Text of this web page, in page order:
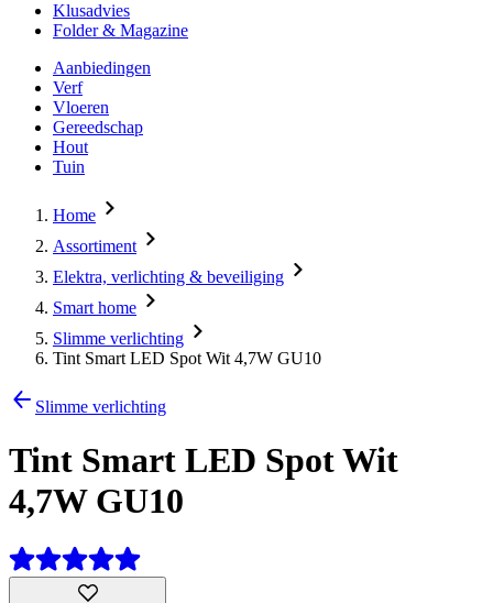
Klusadvies
Folder & Magazine
Aanbiedingen
Verf
Vloeren
Gereedschap
Hout
Tuin
Home
Assortiment
Elektra, verlichting & beveiliging
Smart home
Slimme verlichting
Tint Smart LED Spot Wit 4,7W GU10
Slimme verlichting
Tint Smart LED Spot Wit
4,7W GU10